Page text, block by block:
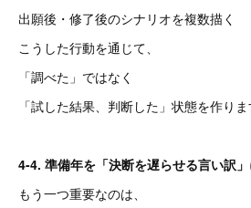
出願後・修了後のシナリオを複数描く
こうした行動を通じて、
「調べた」ではなく
「試した結果、判断した」状態を作りま
4-4. 準備年を「決断を遅らせる言い訳
もう一つ重要なのは、